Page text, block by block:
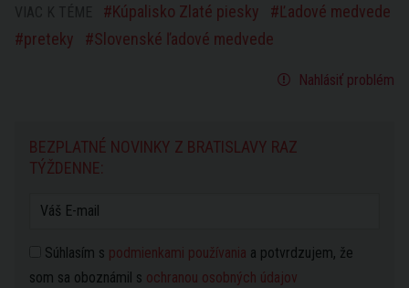
Kúpalisko Zlaté piesky
Ľadové medvede
preteky
Slovenské ľadové medvede
Nahlásiť problém
BEZPLATNÉ NOVINKY Z BRATISLAVY RAZ
TÝŽDENNE:
Súhlasím s podmienkami používania a potvrdzujem, že
som sa oboznámil s ochranou osobných údajov